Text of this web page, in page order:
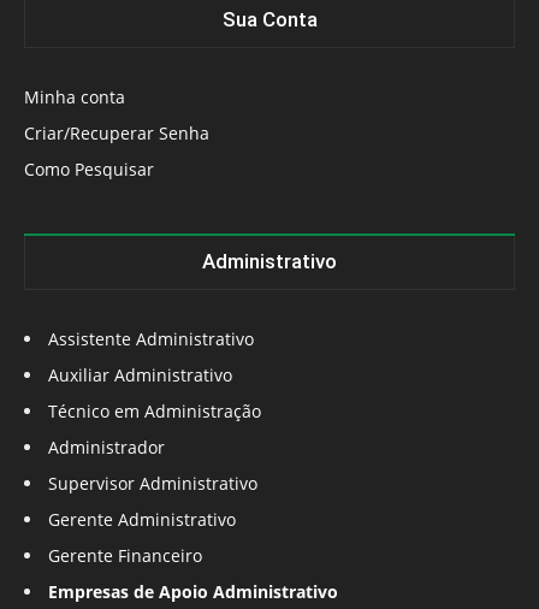
Sua Conta
Minha conta
Criar/Recuperar Senha
Como Pesquisar
Administrativo
Assistente Administrativo
Auxiliar Administrativo
Técnico em Administração
Administrador
Supervisor Administrativo
Gerente Administrativo
Gerente Financeiro
Empresas de Apoio Administrativo